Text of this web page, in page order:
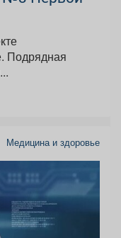
Подрядная
Медицина и здоровье